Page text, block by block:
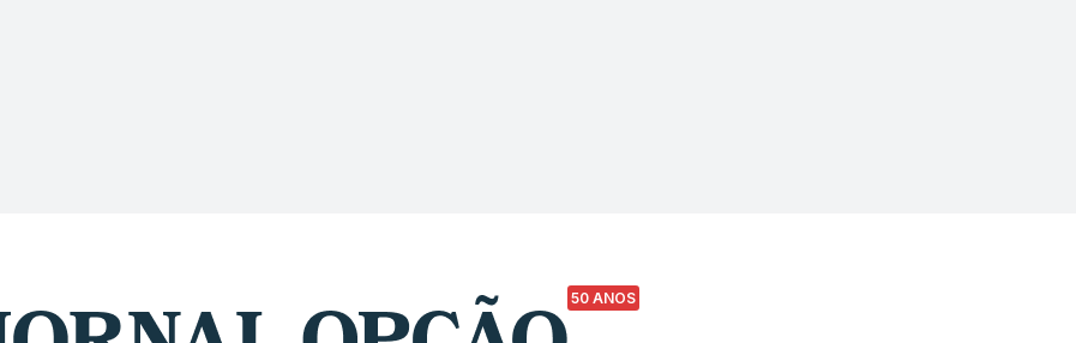
50 ANOS